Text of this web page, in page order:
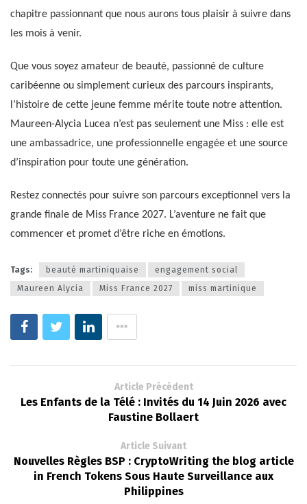
chapitre passionnant que nous aurons tous plaisir à suivre dans
les mois à venir.
Que vous soyez amateur de beauté, passionné de culture
caribéenne ou simplement curieux des parcours inspirants,
l’histoire de cette jeune femme mérite toute notre attention.
Maureen-Alycia Lucea n’est pas seulement une Miss : elle est
une ambassadrice, une professionnelle engagée et une source
d’inspiration pour toute une génération.
Restez connectés pour suivre son parcours exceptionnel vers la
grande finale de Miss France 2027. L’aventure ne fait que
commencer et promet d’être riche en émotions.
Tags: beauté martiniquaise
engagement social
Maureen Alycia
Miss France 2027 miss martinique
Article Précédent
Les Enfants de la Télé : Invités du 14 Juin 2026 avec
Faustine Bollaert
Article Suivant
Nouvelles Règles BSP : CryptoWriting the blog article
in French Tokens Sous Haute Surveillance aux
Philippines